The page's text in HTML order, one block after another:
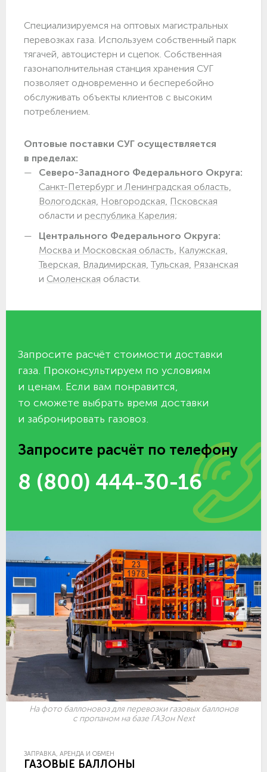
Специализируемся на оптовых магистральных
перевозках газа. Используем собственный парк
тягачей, автоцистерн и сцепок. Собственная
газонаполнительная станция хранения СУГ
позволяет одновременно и бесперебойно
обслуживать объекты клиентов с высоким
потреблением.
Оптовые поставки СУГ осуществляется
в пределах:
Северо-Западного Федерального Округа:
Санкт-Петербург и Ленинградская область,
Вологодская, Новгородская, Псковская
области и республика Карелия;
Центрального Федерального Округа:
Москва и Московская область, Калужская,
Тверская, Владимирская, Тульская, Рязанская
и Смоленская области.
Запросите расчёт стоимости доставки
газа. Проконсультируем по условиям
и ценам. Если вам понравится,
то сможете выбрать время доставки
и забронировать газовоз.
Запросите расчёт по телефону
8 (800) 444-30-16
На фото баллоновоз для перевозки газовых баллонов
с пропаном на базе ГАЗон Next
ЗАПРАВКА, АРЕНДА И ОБМЕН
ГАЗОВЫЕ БАЛЛОНЫ